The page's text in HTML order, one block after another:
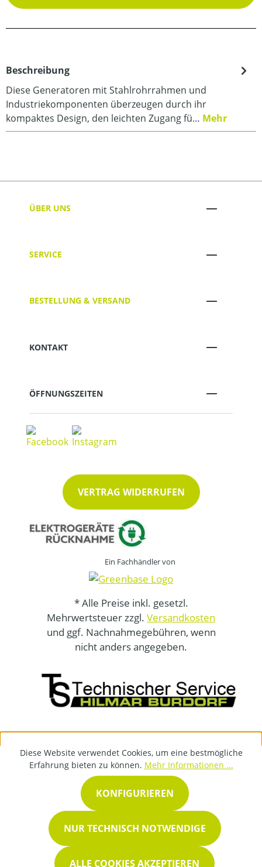
Beschreibung
Diese Generatoren mit Stahlrohrrahmen und
Industriekomponenten überzeugen durch ihr
kompaktes Design, den leichten Zugang fü… Mehr
ÜBER UNS
SERVICE
BESTELLUNG & VERSAND
KONTAKT
ÖFFNUNGSZEITEN
VERTRAG WIDERRUFEN
Ein Fachhändler von
* Alle Preise inkl. gesetzl.
Mehrwertsteuer zzgl. Versandkosten
und ggf. Nachnahmegebühren, wenn
nicht anders angegeben.
Diese Website verwendet Cookies, um eine bestmögliche
Erfahrung bieten zu können. Mehr Informationen ...
NUR TECHNISCH NOTWENDIGE
KONFIGURIEREN
ALLE COOKIES AKZEPTIEREN